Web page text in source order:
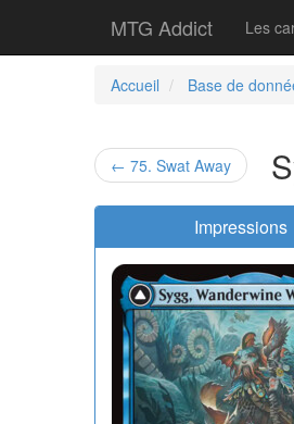
MTG Addict Les
Accueil
Base de
← 75. Swat Away
Impressions